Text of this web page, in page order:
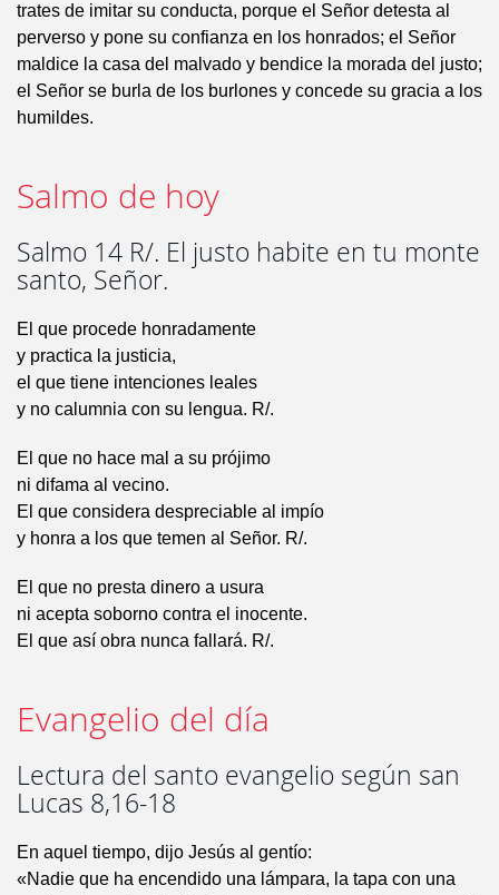
trates de imitar su conducta, porque el Señor detesta al
perverso y pone su confianza en los honrados; el Señor
maldice la casa del malvado y bendice la morada del justo;
el Señor se burla de los burlones y concede su gracia a los
humildes.
Salmo de hoy
Salmo 14 R/. El justo habite en tu monte
santo, Señor.
El que procede honradamente
y practica la justicia,
el que tiene intenciones leales
y no calumnia con su lengua. R/.
El que no hace mal a su prójimo
ni difama al vecino.
El que considera despreciable al impío
y honra a los que temen al Señor. R/.
El que no presta dinero a usura
ni acepta soborno contra el inocente.
El que así obra nunca fallará. R/.
Evangelio del día
Lectura del santo evangelio según san
Lucas 8,16-18
En aquel tiempo, dijo Jesús al gentío:
«Nadie que ha encendido una lámpara, la tapa con una